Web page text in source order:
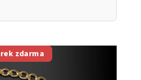
zdarma